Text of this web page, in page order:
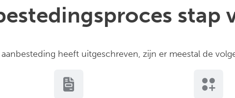
stap
heeft uitgeschreven, zijn er meestal de